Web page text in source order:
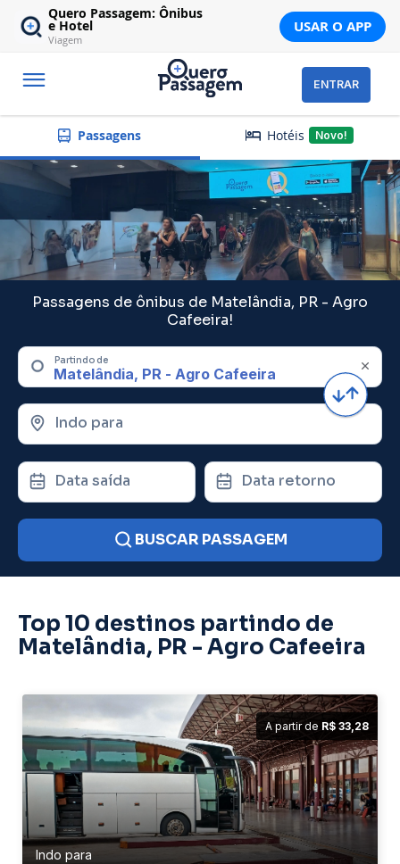
Quero Passagem: Ônibus
e Hotel
Viagem
USAR O APP
ENTRAR
Passagens Hotéis Novo!
Passagens de ônibus de Matelândia, PR - Agro
Cafeeira!
Partindo de
Indo para
Data saída Data retorno
BUSCAR PASSAGEM
Top 10 destinos partindo de
Matelândia, PR - Agro Cafeeira
A partir de R$ 33,28
Indo para